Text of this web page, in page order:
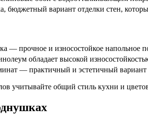
бюджетный вариант отделки стен,
— прочное и износостойкое напольное
обладает высокой
— практичный и эстетичный
учитывайте общий стиль кухни и